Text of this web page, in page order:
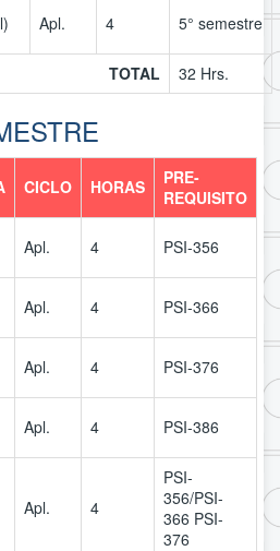
Apl. 4 5° semestre
TOTAL 32 Hrs.
CICLO HORAS
PRE-
REQUISITO
Apl. 4 PSI-356
Apl. 4 PSI-366
Apl. 4 PSI-376
Apl. 4 PSI-386
Apl. 4
PSI-
356/PSI-
366 PSI-
376